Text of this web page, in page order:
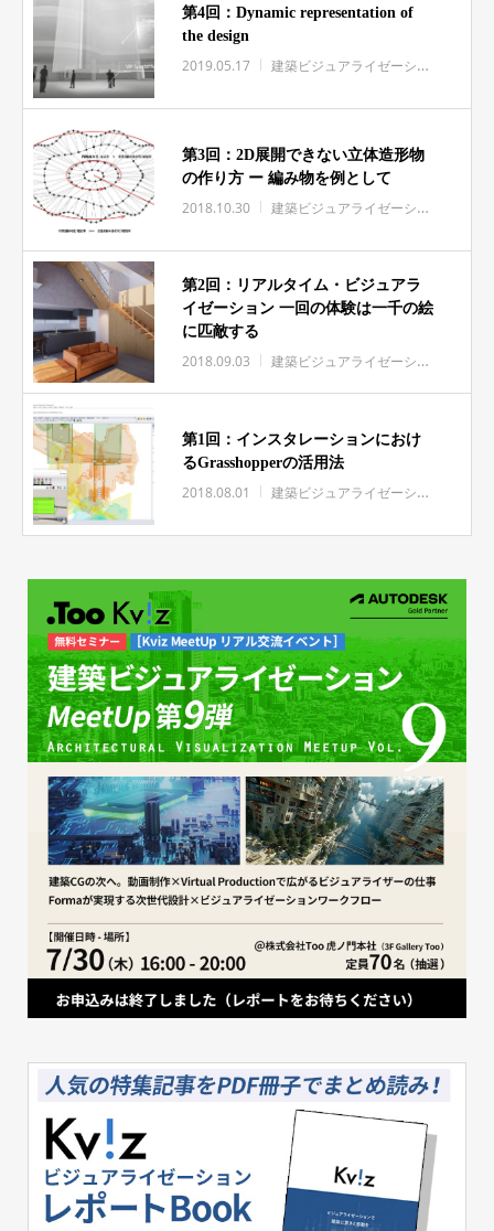
第4回：Dynamic representation of
the design
2019.05.17 建築ビジュアライゼーション
第3回：2D展開できない立体造形物
の作り方 ー 編み物を例として
2018.10.30 建築ビジュアライゼーション
第2回：リアルタイム・ビジュアラ
イゼーション 一回の体験は一千の絵
に匹敵する
2018.09.03 建築ビジュアライゼーション
第1回：インスタレーションにおけ
るGrasshopperの活用法
2018.08.01 建築ビジュアライゼーション